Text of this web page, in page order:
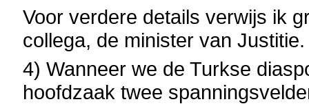
Voor verdere details verwijs ik
collega, de minister van Justitie.
4) Wanneer we de Turkse
hoofdzaak twee